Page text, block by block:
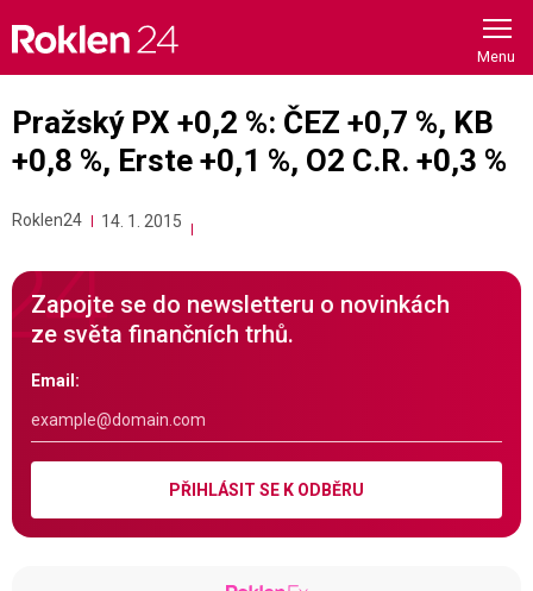
content
Pražský PX +0,2 %: ČEZ +0,7 %, KB
+0,8 %, Erste +0,1 %, O2 C.R. +0,3 %
Roklen24 14. 1. 2015
Zapojte se do newsletteru o novinkách
ze světa finančních trhů.
Email:
PŘIHLÁSIT SE K ODBĚRU